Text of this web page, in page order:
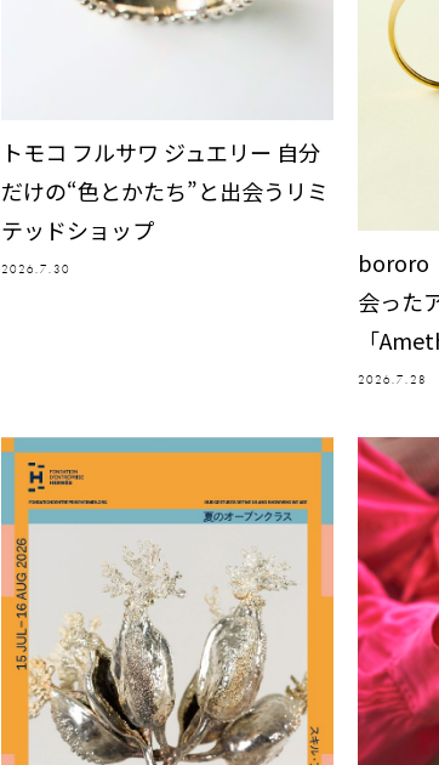
トモコ フルサワ ジュエリー 自分
だけの“色とかたち”と出会うリミ
テッドショップ
2026.7.30
bororo
会った
「
2026.7.28